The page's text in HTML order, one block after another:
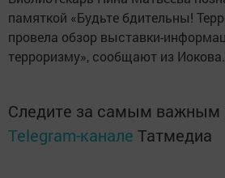
памяткой «Будьте бдительны!
провела обзор выставки-
терроризму», сообщают из Иокова.
Следите за самым важным
Telegram-канале Татмедиа